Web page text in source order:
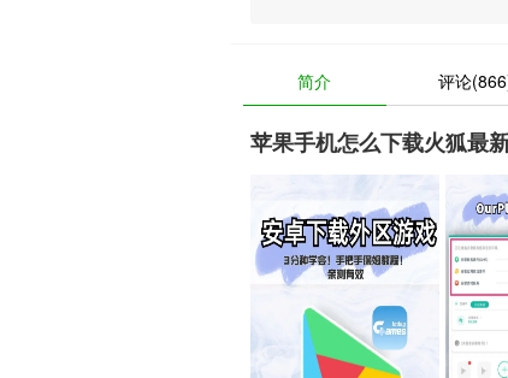
简介 评论
苹果手机怎么下载火狐最